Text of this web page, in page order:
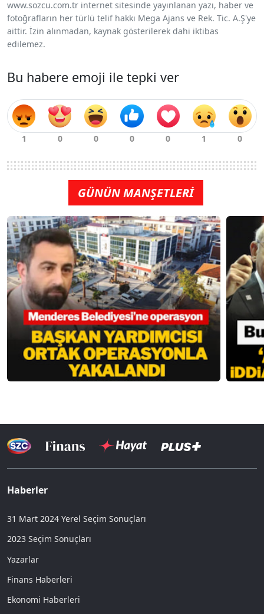
www.sozcu.com.tr internet sitesinde yayınlanan yazı, haber ve
fotoğrafların her türlü telif hakkı Mega Ajans ve Rek. Tic. A.Ş'ye
aittir. İzin alınmadan, kaynak gösterilerek dahi iktibas
edilemez.
Bu habere emoji ile tepki ver
GÜNÜN MANŞETLERİ
Haberler
31 Mart 2024 Yerel Seçim Sonuçları
2023 Seçim Sonuçları
Yazarlar
Finans Haberleri
Ekonomi Haberleri